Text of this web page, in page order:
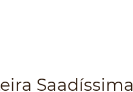
Saadíssima